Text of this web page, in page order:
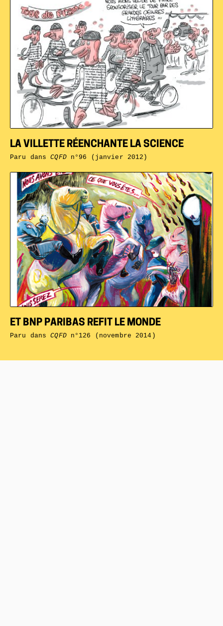
ET BNP PARIBAS REFIT LE MONDE
Paru dansCQFDn°126 (novembre 2014)
LA VILLETTE RÉENCHANTE LA SCIENCE
Paru dansCQFDn°96 (janvier 2012)